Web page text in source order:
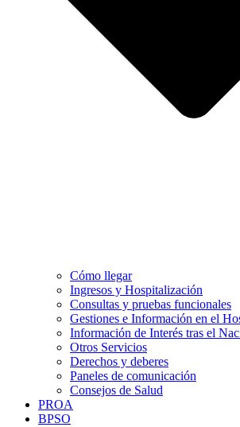
Cómo llegar
Ingresos y Hospitalización
Consultas y pruebas funcionales
Gestiones e Información en el
Información de Interés tras el
Otros Servicios
Derechos y deberes
Paneles de comunicación
Consejos de Salud
PROA
BPSO